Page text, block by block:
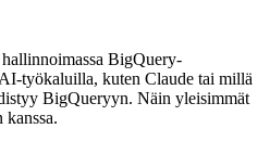
BigQuery-
työkaluilla, kuten Claude tai millä
BigQueryyn. Näin yleisimmät